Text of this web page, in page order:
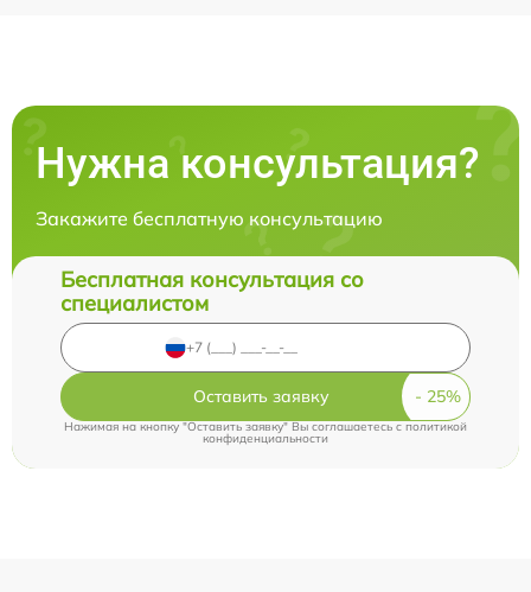
Нужна консультация?
Закажите бесплатную консультацию
Бесплатная консультация со
специалистом
Оставить заявку
Нажимая на кнопку "Оставить заявку" Вы соглашаетесь cполитикой
конфиденциальности